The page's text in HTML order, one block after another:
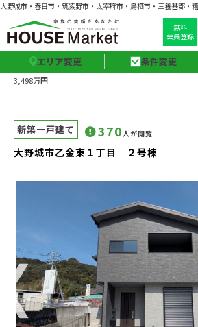
大野城市・春日市・筑紫野市・太宰府市・鳥栖市・三養基郡・
無料
会員登録
エリア変更 条件変更
トップ >> ハウスマーケットの物件情報検索 >>
3,498万円
新築一戸建て 370人が閲覧
大野城市乙金東１丁目 ２号棟